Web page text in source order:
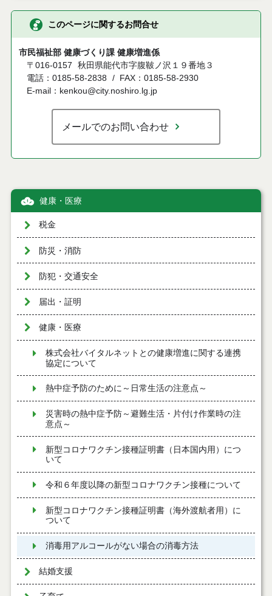
このページに関するお問合せ
市民福祉部 健康づくり課 健康増進係
〒016-0157
秋田県能代市字腹鞁ノ沢１９番地３
電話：0185-58-2838
FAX：0185-58-2930
E-mail：kenkou@city.noshiro.lg.jp
メールでのお問い合わせ
健康・医療
税金
防災・消防
防犯・交通安全
届出・証明
健康・医療
株式会社バイタルネットとの健康増進に関する連携
協定について
熱中症予防のために～日常生活の注意点～
災害時の熱中症予防～避難生活・片付け作業時の注
意点～
新型コロナワクチン接種証明書（日本国内用）につ
いて
令和６年度以降の新型コロナワクチン接種について
新型コロナワクチン接種証明書（海外渡航者用）に
ついて
消毒用アルコールがない場合の消毒方法
結婚支援